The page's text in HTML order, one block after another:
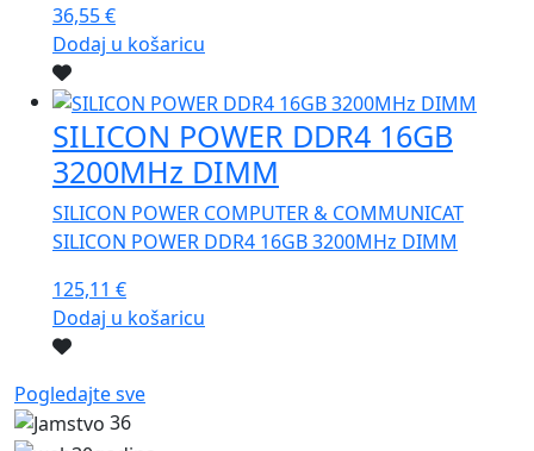
36,55€
Dodaj u košaricu
SILICON POWER DDR4 16GB
3200MHz DIMM
SILICON POWER COMPUTER & COMMUNICAT
SILICON POWER DDR4 16GB 3200MHz DIMM
125,11 €
Dodaj u košaricu
Pogledajte sve
36